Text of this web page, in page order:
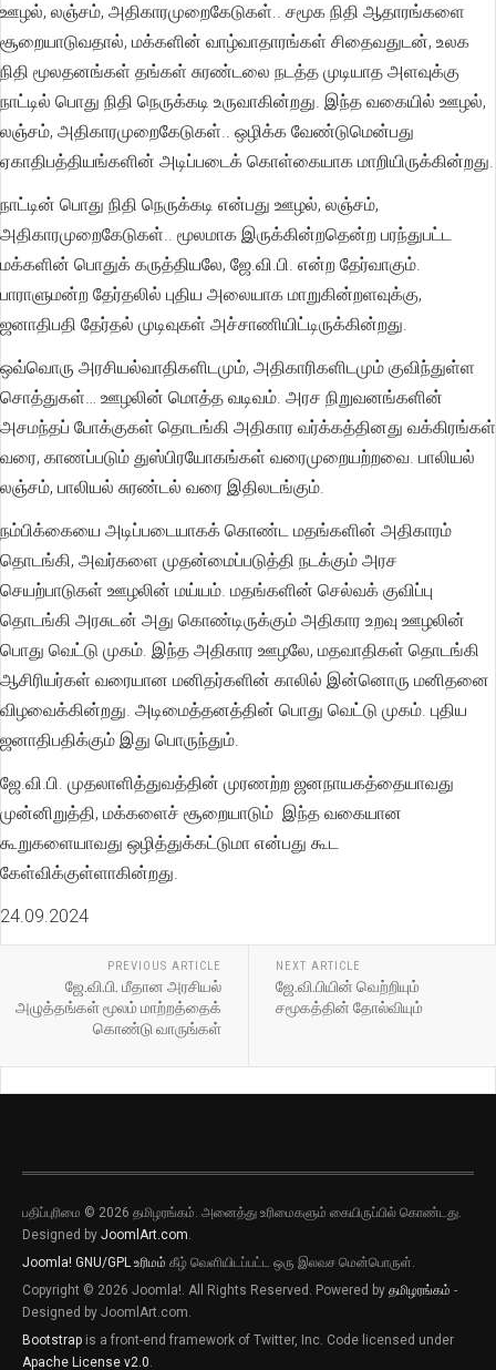
ஊழல், லஞ்சம், அதிகாரமுறைகேடுகள்.. சமூக நிதி ஆதாரங்களை
சூறையாடுவதால், மக்களின் வாழ்வாதாரங்கள் சிதைவதுடன், உலக
நிதி மூலதனங்கள் தங்கள் சுரண்டலை நடத்த முடியாத அளவுக்கு
நாட்டில் பொது நிதி நெருக்கடி உருவாகின்றது. இந்த வகையில் ஊழல்,
லஞ்சம், அதிகாரமுறைகேடுகள்.. ஒழிக்க வேண்டுமென்பது
ஏகாதிபத்தியங்களின் அடிப்படைக் கொள்கையாக மாறியிருக்கின்றது.
நாட்டின் பொது நிதி நெருக்கடி என்பது ஊழல், லஞ்சம்,
அதிகாரமுறைகேடுகள்.. மூலமாக இருக்கின்றதென்ற பரந்துபட்ட
மக்களின் பொதுக் கருத்தியலே, ஜே.வி.பி. என்ற தேர்வாகும்.
பாராளுமன்ற தேர்தலில் புதிய அலையாக மாறுகின்றளவுக்கு,
ஜனாதிபதி தேர்தல் முடிவுகள் அச்சாணியிட்டிருக்கின்றது.
ஒவ்வொரு அரசியல்வாதிகளிடமும், அதிகாரிகளிடமும் குவிந்துள்ள
சொத்துகள்… ஊழலின் மொத்த வடிவம். அரச நிறுவனங்களின்
அசமந்தப் போக்குகள் தொடங்கி அதிகார வர்க்கத்தினது வக்கிரங்கள்
வரை, காணப்படும் துஸ்பிரயோகங்கள் வரைமுறையற்றவை. பாலியல்
லஞ்சம், பாலியல் சுரண்டல் வரை இதிலடங்கும்.
நம்பிக்கையை அடிப்படையாகக் கொண்ட மதங்களின் அதிகாரம்
தொடங்கி, அவர்களை முதன்மைப்படுத்தி நடக்கும் அரச
செயற்பாடுகள் ஊழலின் மய்யம். மதங்களின் செல்வக் குவிப்பு
தொடங்கி அரசுடன் அது கொண்டிருக்கும் அதிகார உறவு ஊழலின்
பொது வெட்டு முகம். இந்த அதிகார ஊழலே, மதவாதிகள் தொடங்கி
ஆசிரியர்கள் வரையான மனிதர்களின் காலில் இன்னொரு மனிதனை
விழவைக்கின்றது. அடிமைத்தனத்தின் பொது வெட்டு முகம். புதிய
ஜனாதிபதிக்கும் இது பொருந்தும்.
ஜே.வி.பி. முதலாளித்துவத்தின் முரணற்ற ஜனநாயகத்தையாவது
முன்னிறுத்தி, மக்களைச் சூறையாடும் இந்த வகையான
கூறுகளையாவது ஒழித்துக்கட்டுமா என்பது கூட
கேள்விக்குள்ளாகின்றது.
24.09.2024
PREVIOUS ARTICLE
ஜே.வி.பி. மீதான அரசியல்
அழுத்தங்கள் மூலம் மாற்றத்தைக்
கொண்டு வாருங்கள்
NEXT ARTICLE
ஜே.வி.பியின் வெற்றியும்
சமூகத்தின் தோல்வியும்
பதிப்புரிமை © 2026 தமிழரங்கம். அனைத்து உரிமைகளும் கையிருப்பில் கொண்டது.
Designed by JoomlArt.com.
Joomla! GNU/GPL உரிமம் கீழ் வெளியிடப்பட்ட ஒரு இலவச மென்பொருள்.
Copyright © 2026 Joomla!. All Rights Reserved. Powered by தமிழரங்கம் -
Designed by JoomlArt.com.
Bootstrap is a front-end framework of Twitter, Inc. Code licensed under
Apache License v2.0.